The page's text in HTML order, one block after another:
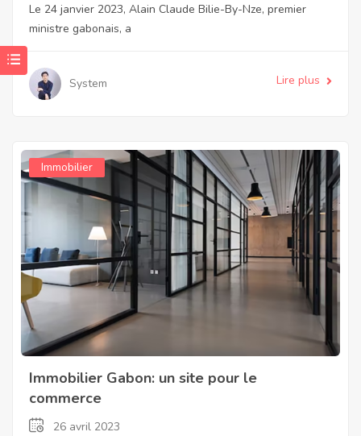
Le 24 janvier 2023, Alain Claude Bilie-By-Nze, premier
ministre gabonais, a
System Lire plus
Immobilier
Immobilier Gabon: un site pour le
commerce
26 avril 2023